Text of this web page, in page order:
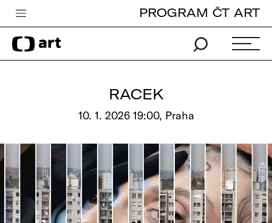
Česká televize
Zpravodajství
Pro děti
edu
Vše o ČT
PROGRAM ČT ART
RACEK
10. 1. 2026 19:00, Praha